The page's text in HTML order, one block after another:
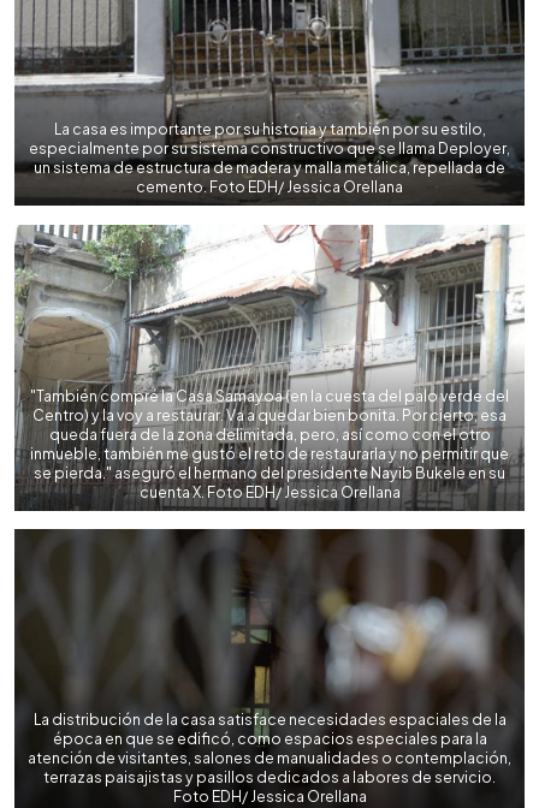
La casa es importante por su historia y también por su estilo,
especialmente por su sistema constructivo que se llama Deployer,
un sistema de estructura de madera y malla metálica, repellada de
cemento. Foto EDH/ Jessica Orellana
"También compré la Casa Samayoa (en la cuesta del palo verde del
Centro) y la voy a restaurar. Va a quedar bien bonita. Por cierto, esa
queda fuera de la zona delimitada, pero, así como con el otro
inmueble, también me gustó el reto de restaurarla y no permitir que
se pierda." aseguró el hermano del presidente Nayib Bukele en su
cuenta X. Foto EDH/ Jessica Orellana
La distribución de la casa satisface necesidades espaciales de la
época en que se edificó, como espacios especiales para la
atención de visitantes, salones de manualidades o contemplación,
terrazas paisajistas y pasillos dedicados a labores de servicio.
Foto EDH/ Jessica Orellana